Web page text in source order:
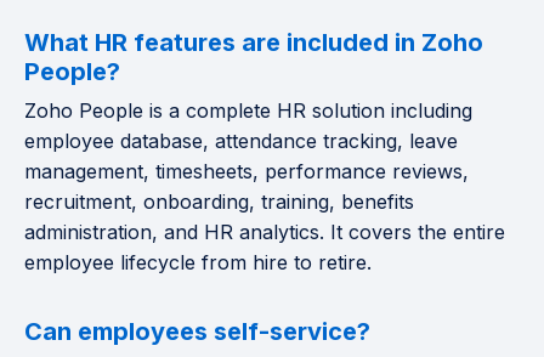
What HR features are included in Zoho
People?
Zoho People is a complete HR solution including
employee database, attendance tracking, leave
management, timesheets, performance reviews,
recruitment, onboarding, training, benefits
administration, and HR analytics. It covers the entire
employee lifecycle from hire to retire.
Can employees self-service?